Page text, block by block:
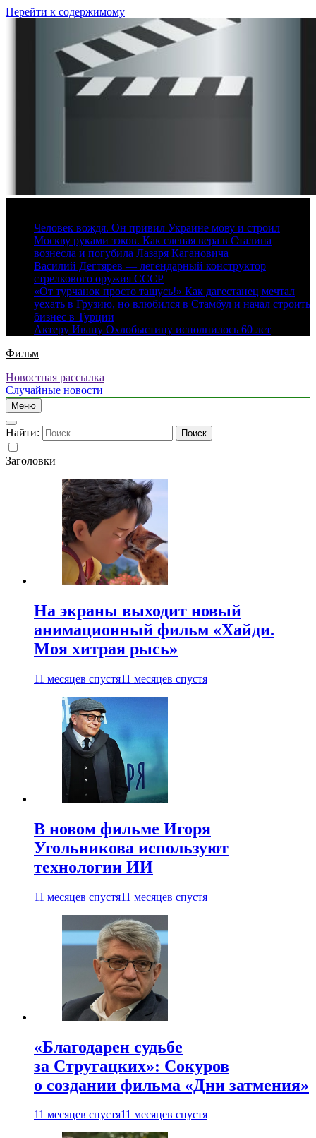
Перейти к содержимому
Человек вождя. Он привил Украине мову и строил
Москву руками зэков. Как слепая вера в Сталина
вознесла и погубила Лазаря Кагановича
Василий Дегтярев — легендарный конструктор
стрелкового оружия СССР
«От турчанок просто тащусь!» Как дагестанец мечтал
уехать в Грузию, но влюбился в Стамбул и начал строить
бизнес в Турции
Актеру Ивану Охлобыстину исполнилось 60 лет
Фильм
Новостная рассылка
Случайные новости
Меню
Найти:
Заголовки
На экраны выходит новый
анимационный фильм «Хайди.
Моя хитрая рысь»
11 месяцев спустя11 месяцев спустя
В новом фильме Игоря
Угольникова используют
технологии ИИ
11 месяцев спустя11 месяцев спустя
«Благодарен судьбе
за Стругацких»: Сокуров
о создании фильма «Дни затмения»
11 месяцев спустя11 месяцев спустя